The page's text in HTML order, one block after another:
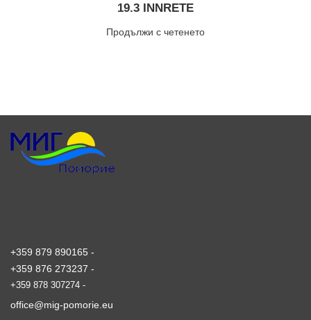
19.3 INNRETE
Продължи с четенето
+359 879 890165 -
+359 876 273237 -
+359 878 307274 -
office@mig-pomorie.eu